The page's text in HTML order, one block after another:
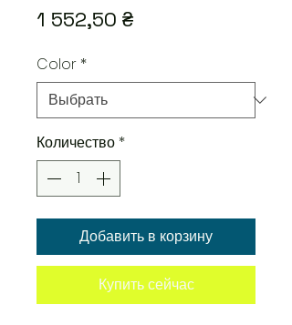
1 552,50 ₴Цена
Color *
Количество *
Добавить в корзину
Купить сейчас